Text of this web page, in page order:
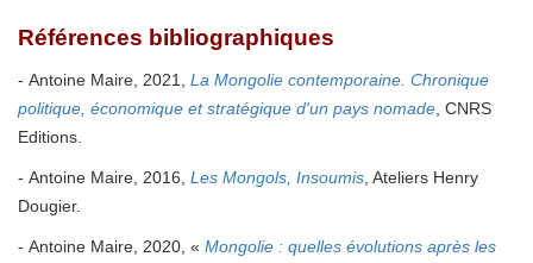
Références bibliographiques
- Antoine Maire, 2021, La Mongolie contemporaine. Chronique
politique, économique et stratégique d'un pays nomade , CNRS
Editions.
- Antoine Maire, 2016, Les Mongols, Insoumis , Ateliers Henry
Dougier.
- Antoine Maire, 2020, « Mongolie : quelles évolutions après les